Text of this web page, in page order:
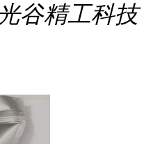
谷精工科技